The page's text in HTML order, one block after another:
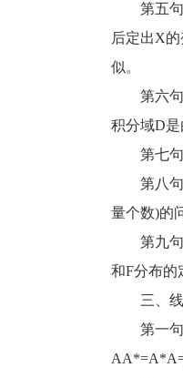
第五句话
后定出X
似。
第六句话
积分域D是
第七句话
第八句话
量个数)的
第九句话
和F分布的
三、线
第一句